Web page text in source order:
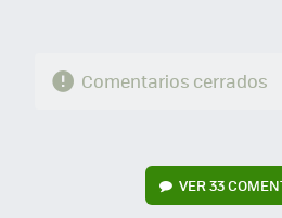
Comentarios cerrados
VER33